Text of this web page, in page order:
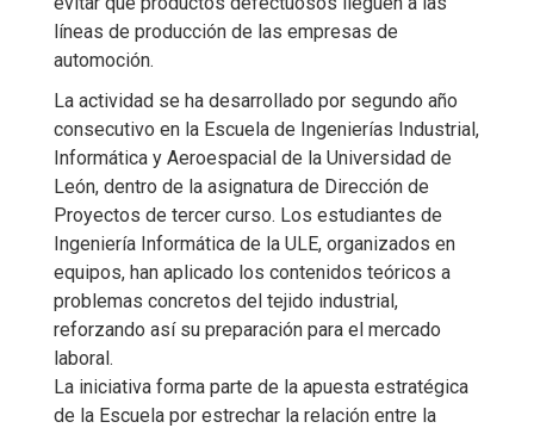
líneas de producción de las empresas de
automoción.
La actividad se ha desarrollado por segundo año
consecutivo en la Escuela de Ingenierías Industrial,
Informática y Aeroespacial de la Universidad de
León, dentro de la asignatura de Dirección de
Proyectos de tercer curso. Los estudiantes de
Ingeniería Informática de la ULE, organizados en
equipos, han aplicado los contenidos teóricos a
problemas concretos del tejido industrial,
reforzando así su preparación para el mercado
laboral.
La iniciativa forma parte de la apuesta estratégica
de la Escuela por estrechar la relación entre la